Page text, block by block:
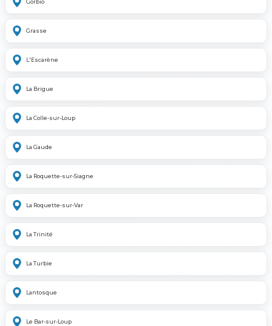
Gorbio
Grasse
L'Escarène
La Brigue
La Colle-sur-Loup
La Gaude
La Roquette-sur-Siagne
La Roquette-sur-Var
La Trinité
La Turbie
Lantosque
Le Bar-sur-Loup